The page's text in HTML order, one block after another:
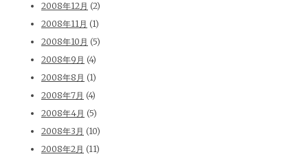
2008年12月 (2)
2008年11月 (1)
2008年10月 (5)
2008年9月 (4)
2008年8月 (1)
2008年7月 (4)
2008年4月 (5)
2008年3月 (10)
2008年2月 (11)